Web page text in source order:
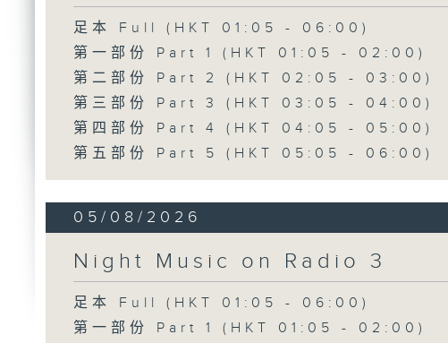
足本 Full (HKT 01:05 - 06:00)
第一部份 Part 1 (HKT 01:05 - 02:00)
第二部份 Part 2 (HKT 02:05 - 03:00)
第三部份 Part 3 (HKT 03:05 - 04:00)
第四部份 Part 4 (HKT 04:05 - 05:00)
第五部份 Part 5 (HKT 05:05 - 06:00)
05/08/2026
Night Music on Radio 3
足本 Full (HKT 01:05 - 06:00)
第一部份 Part 1 (HKT 01:05 - 02:00)